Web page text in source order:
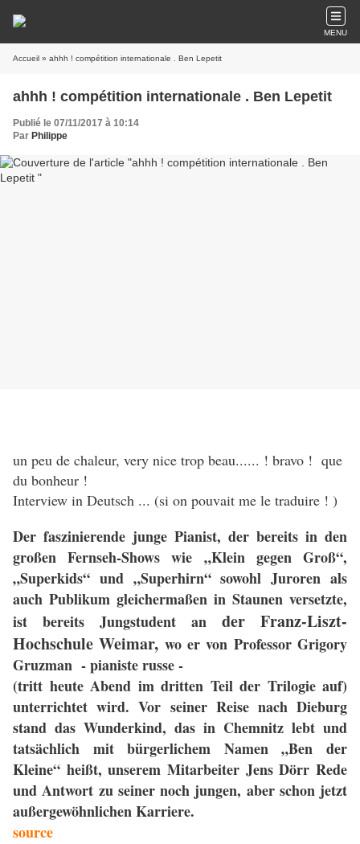
MENU
Accueil » ahhh ! compétition internationale . Ben Lepetit
ahhh ! compétition internationale . Ben Lepetit
Publié le 07/11/2017 à 10:14
Par Philippe
un peu de chaleur, very nice trop beau...... ! bravo ! que
du bonheur !
Interview in Deutsch ... (si on pouvait me le traduire ! )
Der faszinierende junge Pianist, der bereits in den
großen Fernseh-Shows wie „Klein gegen Groß“,
„Superkids“ und „Superhirn“ sowohl Juroren als
auch Publikum gleichermaßen in Staunen versetzte,
ist bereits Jungstudent an der Franz-Liszt-
Hochschule Weimar, wo er von Professor Grigory
Gruzman - pianiste russe -
(tritt heute Abend im dritten Teil der Trilogie auf)
unterrichtet wird. Vor seiner Reise nach Dieburg
stand das Wunderkind, das in Chemnitz lebt und
tatsächlich mit bürgerlichem Namen „Ben der
Kleine“ heißt, unserem Mitarbeiter Jens Dörr Rede
und Antwort zu seiner noch jungen, aber schon jetzt
außergewöhnlichen Karriere.
source